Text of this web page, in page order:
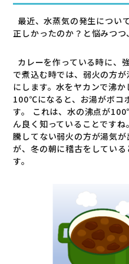
最近、水蒸気の発生につい
正しかったのか？と悩みつつ
カレーを作っている時に、
で煮込む時では、弱火の方
にします。水をヤカンで沸
100℃になると、お湯がボコ
す。 これは、水の沸点が100
ん良く知っていることです
騰してない弱火の方が湯気
が、冬の朝に稽古をしてい
す。